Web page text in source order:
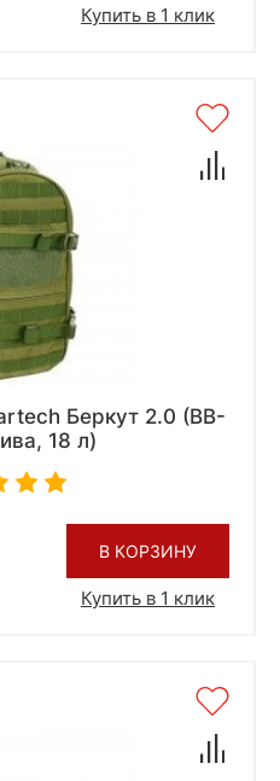
Купить в 1 клик
Беркут 2.0 (BB-
18 л)
В КОРЗИНУ
Купить в 1 клик